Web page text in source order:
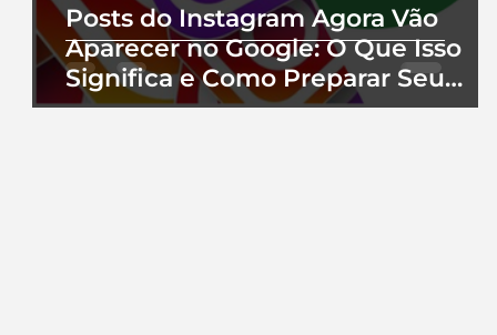
Posts do Instagram Agora Vão
Aparecer no Google: O Que Isso
Significa e Como Preparar Seu
Perfil